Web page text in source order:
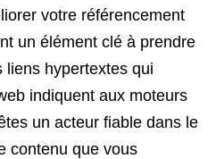
votre référencement
un élément clé à prendre
liens hypertextes qui
indiquent aux moteurs
un acteur fiable dans le
contenu que vous